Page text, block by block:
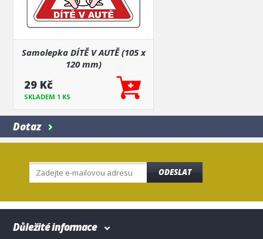
Samolepka DÍTĚ V AUTĚ (105 x
120 mm)
29 Kč
SKLADEM 1 KS
Dotaz
ODESLAT
Důležité informace